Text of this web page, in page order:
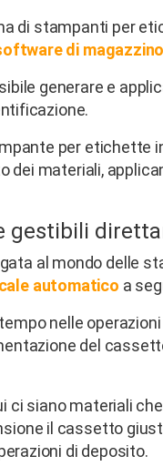
di stampanti per
di
generare e
per
dei materiali,
al mondo delle
automatico a
nelle
del
siano materiali
il cassetto
di deposito.